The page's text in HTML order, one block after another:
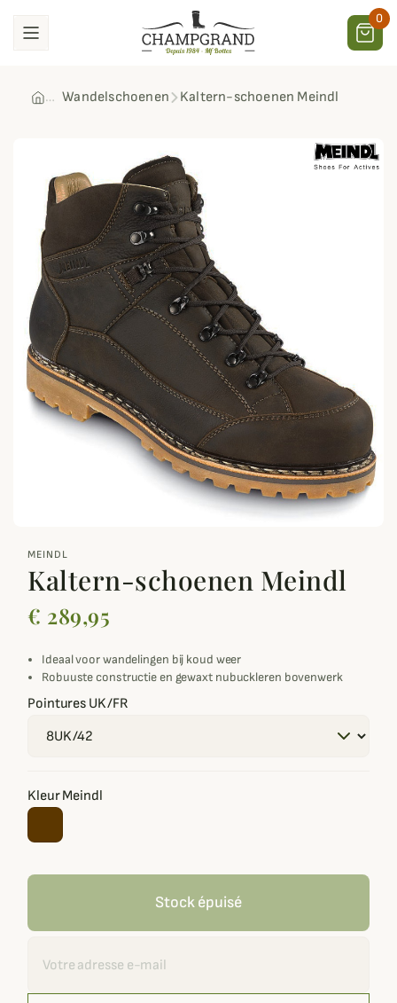
0
Wandelschoenen Kaltern-schoenen Meindl
MEINDL
Kaltern-schoenen Meindl
€ 289,95
Ideaal voor wandelingen bij koud weer
Robuuste constructie en gewaxt nubuckleren bovenwerk
Pointures UK/FR
Kleur Meindl
Stock épuisé